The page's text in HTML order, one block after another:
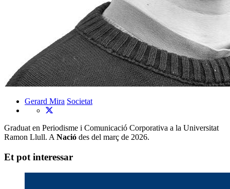
Gerard Mira Societat
Graduat en Periodisme i Comunicació Corporativa a la Universitat
Ramon Llull. A Nació des del març de 2026.
Et pot interessar